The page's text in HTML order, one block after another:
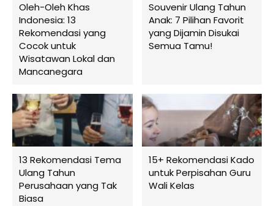
Oleh-Oleh Khas
Indonesia: 13
Rekomendasi yang
Cocok untuk
Wisatawan Lokal dan
Mancanegara
Souvenir Ulang Tahun
Anak: 7 Pilihan Favorit
yang Dijamin Disukai
Semua Tamu!
13 Rekomendasi Tema
Ulang Tahun
Perusahaan yang Tak
Biasa
15+ Rekomendasi Kado
untuk Perpisahan Guru
Wali Kelas